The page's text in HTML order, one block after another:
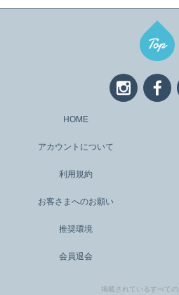
HOME
アカウントについて
利用規約
お客さまへのお願い
推奨環境
会員退会
掲載されているすべて